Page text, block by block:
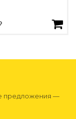
предложения —